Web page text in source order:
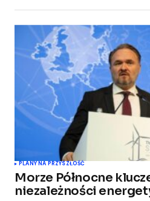
PLANY NA PRZYSZŁOŚĆ
Morze Północne
niezależności